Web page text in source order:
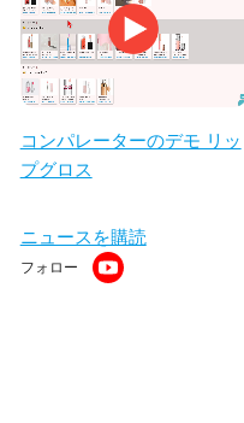
コンパレーターのデモ リッ
プグロス
ニュースを購読
フォロー